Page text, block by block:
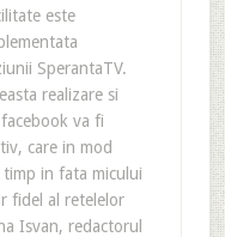
este
SperantaTV.
realizare si
va fi
care in mod
in fata micului
fidel al retelelor
Isvan, redactorul